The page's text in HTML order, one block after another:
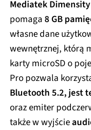
Mediatek
pomaga8 GB
własne dane
wewnętrznej, którą
karty microSD o
Pro pozwala
Bluetooth 5.2, jest
oraz emiter
także w wyjście